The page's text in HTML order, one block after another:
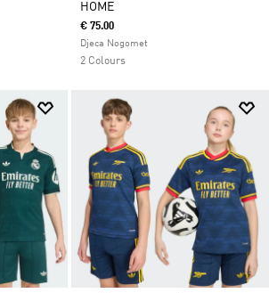
HOME
€ 75.00
Djeca Nogomet
2 Colours